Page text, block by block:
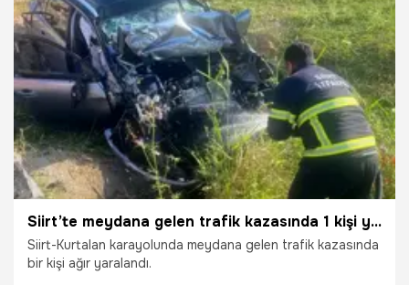
4.06.2026 Vatan TV
Siirt’te meydana gelen trafik kazasında 1 kişi yaralandı
Siirt-Kurtalan karayolunda meydana gelen trafik kazasında
bir kişi ağır yaralandı.